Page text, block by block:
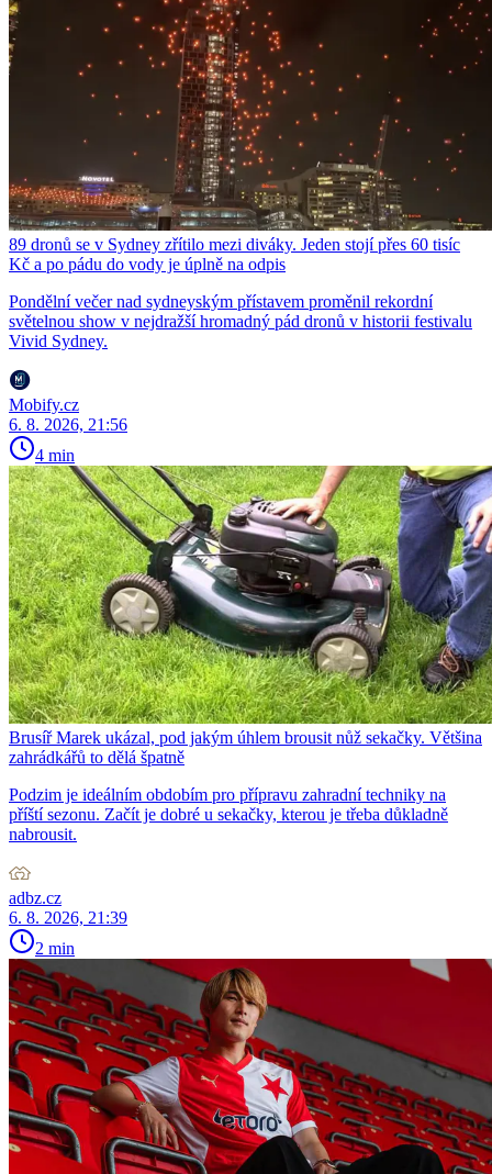
89 dronů se v Sydney zřítilo mezi diváky. Jeden stojí přes 60 tisíc
Kč a po pádu do vody je úplně na odpis
Pondělní večer nad sydneyským přístavem proměnil rekordní
světelnou show v nejdražší hromadný pád dronů v historii festivalu
Vivid Sydney.
Mobify.cz
6. 8. 2026, 21:56
4 min
Brusíř Marek ukázal, pod jakým úhlem brousit nůž sekačky. Většina
zahrádkářů to dělá špatně
Podzim je ideálním obdobím pro přípravu zahradní techniky na
příští sezonu. Začít je dobré u sekačky, kterou je třeba důkladně
nabrousit.
adbz.cz
6. 8. 2026, 21:39
2 min